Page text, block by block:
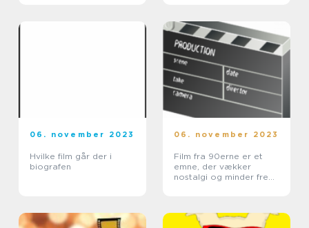
06. november 2023
Hvilke film går der i
biografen
06. november 2023
Film fra 90erne er et
emne, der vækker
nostalgi og minder frem